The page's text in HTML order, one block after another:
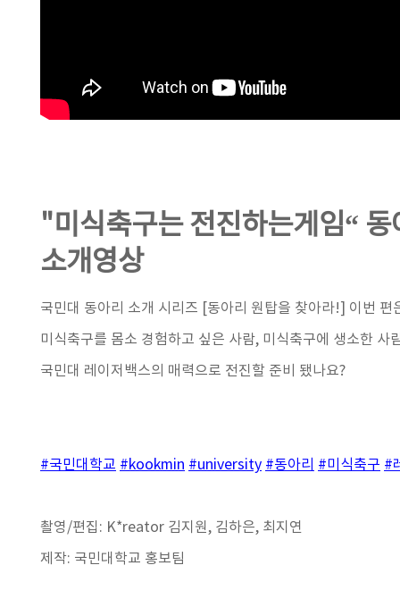
"미식축구는 전진하는게임“
소개영상
국민대 동아리 소개 시리즈 [동아리 원탑을 찾아라!] 이번
미식축구를 몸소 경험하고 싶은 사람, 미식축구에 생소한 사
국민대 레이저백스의 매력으로 전진할 준비 됐나요?
#국민대학교 #kookmin #university #동아리 #미식축구 #
촬영/편집: K*reator 김지원, 김하은, 최지연
제작: 국민대학교 홍보팀